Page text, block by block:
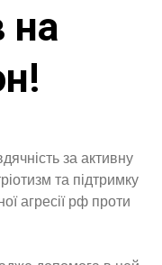
на
за активну
та підтримку
агресії рф проти